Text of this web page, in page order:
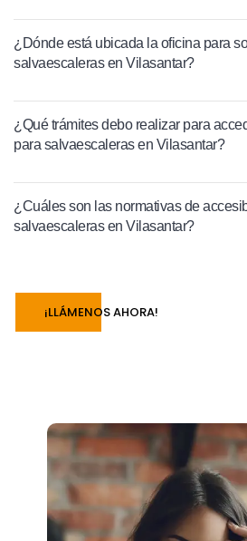
¿Dónde está ubicada la oficina para
salvaescaleras en Vilasantar?
¿Qué trámites debo realizar para
para salvaescaleras en Vilasantar?
¿Cuáles son las normativas de
salvaescaleras en Vilasantar?
¡LLÁMENOS AHORA!